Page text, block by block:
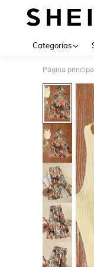
Categorías
Página